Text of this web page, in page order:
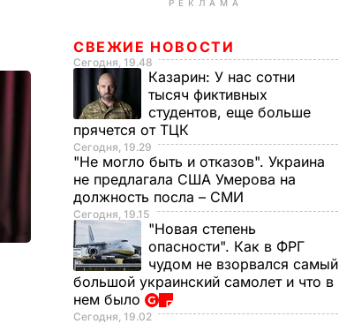
РЕКЛАМА
СВЕЖИЕ НОВОСТИ
Сегодня, 19.48
Казарин: У нас сотни
тысяч фиктивных
студентов, еще больше
прячется от ТЦК
Сегодня, 19.29
"Не могло быть и отказов". Украина
не предлагала США Умерова на
должность посла – СМИ
Сегодня, 19.15
"Новая степень
опасности". Как в ФРГ
чудом не взорвался самый
большой украинский самолет и что в
нем было
Сегодня, 19.02